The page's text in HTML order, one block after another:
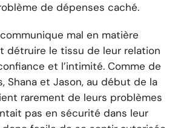
de dépenses caché.
mal en matière
détruire le tissu de leur relation
et l’intimité. Comme de
Shana et Jason, au début de la
rarement de leurs problèmes
pas en sécurité dans leur